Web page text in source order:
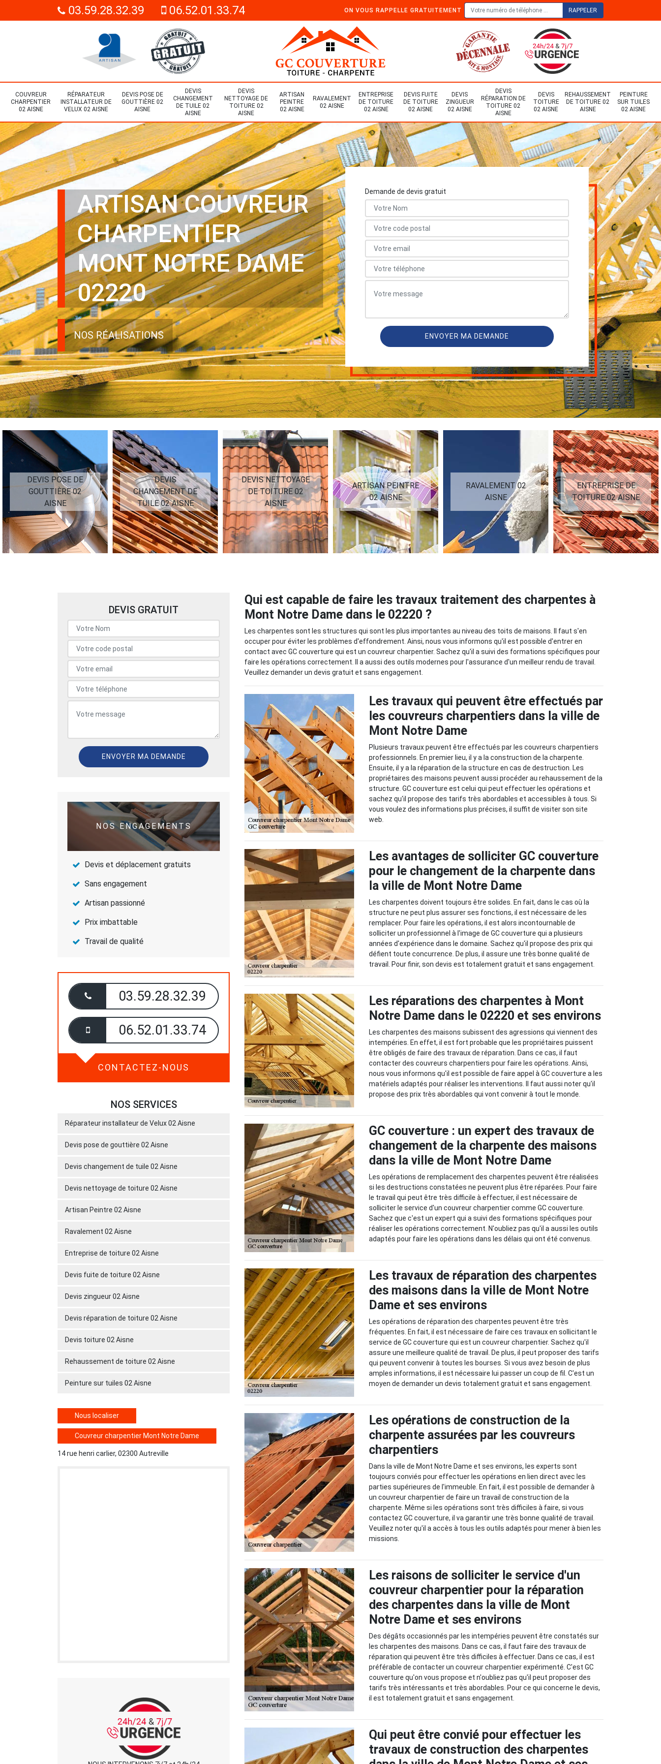
03.59.28.32.39 06.52.01.33.74 ON VOUS RAPPELLE GRATUITEMENT
COUVREUR
CHARPENTIER
02 AISNE
RÉPARATEUR
INSTALLATEUR DE
VELUX 02 AISNE
DEVIS POSE DE
GOUTTIÈRE 02
AISNE
DEVIS
CHANGEMENT
DE TUILE 02
AISNE
DEVIS
NETTOYAGE DE
TOITURE 02
AISNE
ARTISAN
PEINTRE
02 AISNE
RAVALEMENT
02 AISNE
ENTREPRISE
DE TOITURE
02 AISNE
DEVIS FUITE
DE TOITURE
02 AISNE
DEVIS
ZINGUEUR
02 AISNE
DEVIS
RÉPARATION DE
TOITURE 02
AISNE
DEVIS
TOITURE
02 AISNE
REHAUSSEMENT
DE TOITURE 02
AISNE
PEINTURE
SUR TUILES
02 AISNE
ARTISAN COUVREUR
CHARPENTIER
MONT NOTRE DAME
02220
NOS RÉALISATIONS
Demande de devis gratuit
DEVIS POSE DE
GOUTTIÈRE 02
AISNE
DEVIS
CHANGEMENT DE
TUILE 02 AISNE
DEVIS NETTOYAGE
DE TOITURE 02
AISNE
ARTISAN PEINTRE
02 AISNE
RAVALEMENT 02
AISNE
ENTREPRISE DE
TOITURE 02 AISNE
DEVIS GRATUIT
NOS ENGAGEMENTS
Devis et déplacement gratuits
Sans engagement
Artisan passionné
Prix imbattable
Travail de qualité
03.59.28.32.39
06.52.01.33.74
CONTACTEZ-NOUS
NOS SERVICES
Réparateur installateur de Velux 02 Aisne
Devis pose de gouttière 02 Aisne
Devis changement de tuile 02 Aisne
Devis nettoyage de toiture 02 Aisne
Artisan Peintre 02 Aisne
Ravalement 02 Aisne
Entreprise de toiture 02 Aisne
Devis fuite de toiture 02 Aisne
Devis zingueur 02 Aisne
Devis réparation de toiture 02 Aisne
Devis toiture 02 Aisne
Rehaussement de toiture 02 Aisne
Peinture sur tuiles 02 Aisne
Nous localiser
Couvreur charpentier Mont Notre Dame
14 rue henri carlier, 02300 Autreville
Qui est capable de faire les travaux traitement des charpentes à
Mont Notre Dame dans le 02220 ?
Les charpentes sont les structures qui sont les plus importantes au niveau des toits de maisons. Il faut s'en
occuper pour éviter les problèmes d'effondrement. Ainsi, nous vous informons qu'il est possible d'entrer en
contact avec GC couverture qui est un couvreur charpentier. Sachez qu'il a suivi des formations spécifiques pour
faire les opérations correctement. Il a aussi des outils modernes pour l'assurance d'un meilleur rendu de travail.
Veuillez demander un devis gratuit et sans engagement.
Les travaux qui peuvent être effectués par
les couvreurs charpentiers dans la ville de
Mont Notre Dame
Plusieurs travaux peuvent être effectués par les couvreurs charpentiers
professionnels. En premier lieu, il y a la construction de la charpente.
Ensuite, il y a la réparation de la structure en cas de destruction. Les
propriétaires des maisons peuvent aussi procéder au rehaussement de la
structure. GC couverture est celui qui peut effectuer les opérations et
sachez qu'il propose des tarifs très abordables et accessibles à tous. Si
vous voulez des informations plus précises, il suffit de visiter son site
web.
Les avantages de solliciter GC couverture
pour le changement de la charpente dans
la ville de Mont Notre Dame
Les charpentes doivent toujours être solides. En fait, dans le cas où la
structure ne peut plus assurer ses fonctions, il est nécessaire de les
remplacer. Pour faire les opérations, il est alors incontournable de
solliciter un professionnel à l'image de GC couverture qui a plusieurs
années d'expérience dans le domaine. Sachez qu'il propose des prix qui
défient toute concurrence. De plus, il assure une très bonne qualité de
travail. Pour finir, son devis est totalement gratuit et sans engagement.
Les réparations des charpentes à Mont
Notre Dame dans le 02220 et ses environs
Les charpentes des maisons subissent des agressions qui viennent des
intempéries. En effet, il est fort probable que les propriétaires puissent
être obligés de faire des travaux de réparation. Dans ce cas, il faut
contacter des couvreurs charpentiers pour faire les opérations. Ainsi,
nous vous informons qu'il est possible de faire appel à GC couverture a les
matériels adaptés pour réaliser les interventions. Il faut aussi noter qu'il
propose des prix très abordables qui vont convenir à tout le monde.
GC couverture : un expert des travaux de
changement de la charpente des maisons
dans la ville de Mont Notre Dame
Les opérations de remplacement des charpentes peuvent être réalisées
si les destructions constatées ne peuvent plus être réparées. Pour faire
le travail qui peut être très difficile à effectuer, il est nécessaire de
solliciter le service d'un couvreur charpentier comme GC couverture.
Sachez que c'est un expert qui a suivi des formations spécifiques pour
réaliser les opérations correctement. N'oubliez pas qu'il a aussi les outils
adaptés pour faire les opérations dans les délais qui ont été convenus.
Les travaux de réparation des charpentes
des maisons dans la ville de Mont Notre
Dame et ses environs
Les opérations de réparation des charpentes peuvent être très
fréquentes. En fait, il est nécessaire de faire ces travaux en sollicitant le
service de GC couverture qui est un couvreur charpentier. Sachez qu'il
assure une meilleure qualité de travail. De plus, il peut proposer des tarifs
qui peuvent convenir à toutes les bourses. Si vous avez besoin de plus
amples informations, il est nécessaire lui passer un coup de fil. C'est un
moyen de demander un devis totalement gratuit et sans engagement.
Les opérations de construction de la
charpente assurées par les couvreurs
charpentiers
Dans la ville de Mont Notre Dame et ses environs, les experts sont
toujours conviés pour effectuer les opérations en lien direct avec les
parties supérieures de l'immeuble. En fait, il est possible de demander à
un couvreur charpentier de faire un travail de construction de la
charpente. Même si les opérations sont très difficiles à faire, si vous
contactez GC couverture, il va garantir une très bonne qualité de travail.
Veuillez noter qu'il a accès à tous les outils adaptés pour mener à bien les
missions.
Les raisons de solliciter le service d'un
couvreur charpentier pour la réparation
des charpentes dans la ville de Mont
Notre Dame et ses environs
Des dégâts occasionnés par les intempéries peuvent être constatés sur
les charpentes des maisons. Dans ce cas, il faut faire des travaux de
réparation qui peuvent être très difficiles à effectuer. Dans ce cas, il est
préférable de contacter un couvreur charpentier expérimenté. C'est GC
couverture qu'on vous propose et n'oubliez pas qu'il peut proposer des
tarifs très intéressants et très abordables. Pour ce qui concerne le devis,
il est totalement gratuit et sans engagement.
Qui peut être convié pour effectuer les
travaux de construction des charpentes